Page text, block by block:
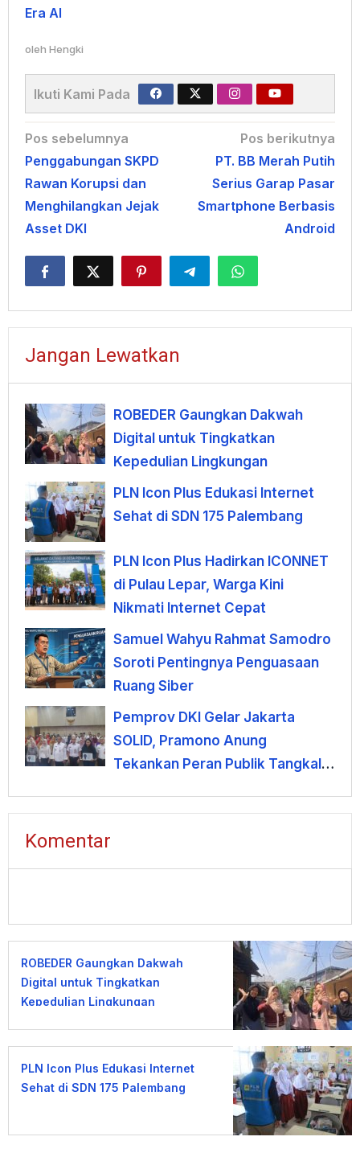
Era AI
oleh Hengki
Ikuti Kami Pada
Navigasi
pos
Pos sebelumnya
Penggabungan SKPD
Rawan Korupsi dan
Menghilangkan Jejak
Asset DKI
Pos berikutnya
PT. BB Merah Putih
Serius Garap Pasar
Smartphone Berbasis
Android
Jangan Lewatkan
ROBEDER Gaungkan Dakwah
Digital untuk Tingkatkan
Kepedulian Lingkungan
PLN Icon Plus Edukasi Internet
Sehat di SDN 175 Palembang
PLN Icon Plus Hadirkan ICONNET
di Pulau Lepar, Warga Kini
Nikmati Internet Cepat
Samuel Wahyu Rahmat Samodro
Soroti Pentingnya Penguasaan
Ruang Siber
Pemprov DKI Gelar Jakarta
SOLID, Pramono Anung
Tekankan Peran Publik Tangkal
Komentar
ROBEDER Gaungkan Dakwah
Digital untuk Tingkatkan
Kepedulian Lingkungan
PLN Icon Plus Edukasi Internet
Sehat di SDN 175 Palembang